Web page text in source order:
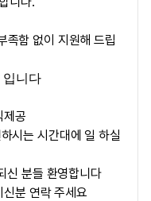
족함 없이 지원해 드립
입니다
제공
시는 시간대에 일 하실
신 분들 환영합니다
분 연락 주세요